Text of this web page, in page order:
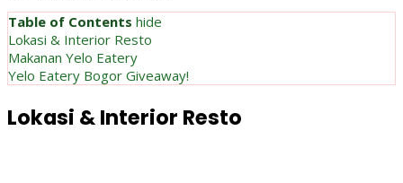
Table of Contents hide
Lokasi & Interior Resto
Makanan Yelo Eatery
Yelo Eatery Bogor Giveaway!
Lokasi & Interior Resto